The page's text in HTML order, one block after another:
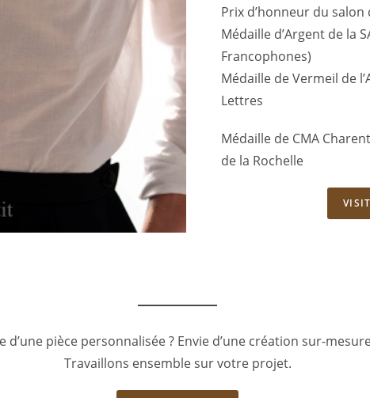
Prix d’honneur du salon
Médaille d’Argent de la
Francophones)
Médaille de Vermeil de
Lettres
Médaille de CMA
de la Rochelle
d’une pièce personnalisée ? Envie d’une création sur-
Travaillons ensemble sur votre projet.